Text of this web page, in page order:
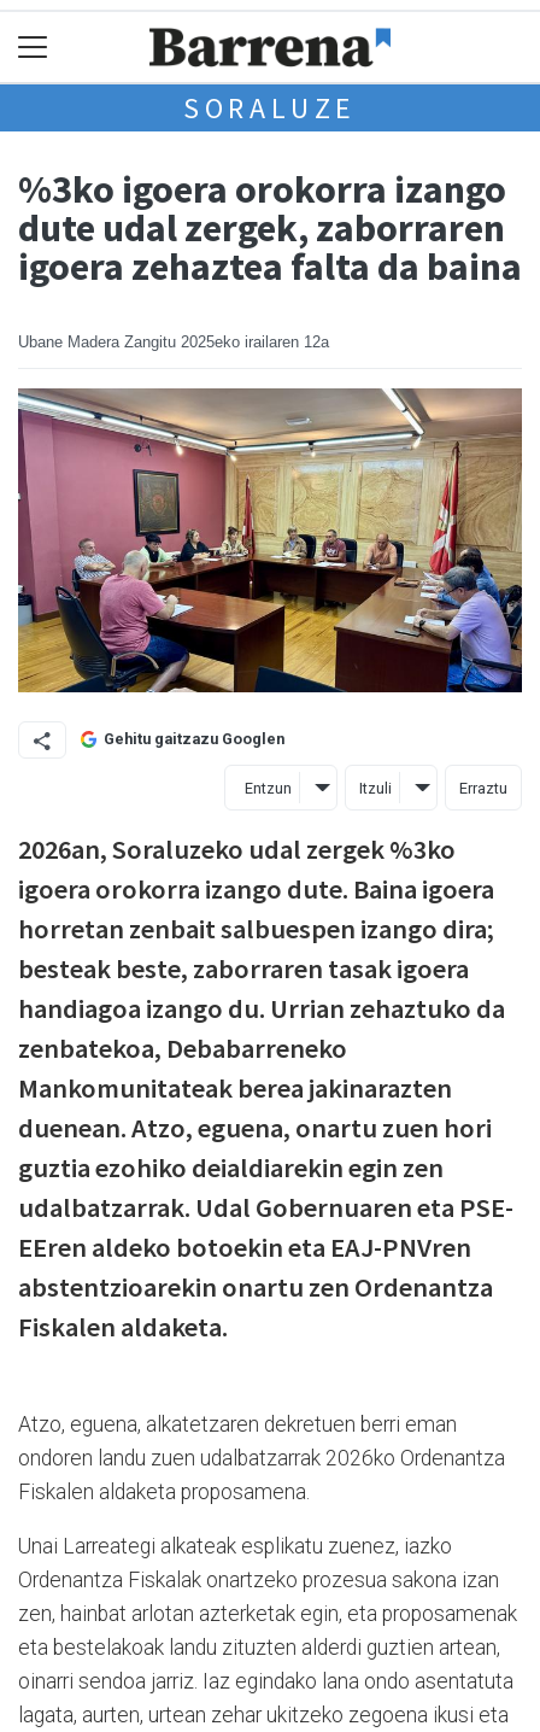
SORALUZE
%3ko igoera orokorra izango
dute udal zergek, zaborraren
igoera zehaztea falta da baina
Ubane Madera Zangitu 2025eko irailaren 12a
Gehitu gaitzazu Googlen
Entzun Itzuli Erraztu
2026an, Soraluzeko udal zergek %3ko
igoera orokorra izango dute. Baina igoera
horretan zenbait salbuespen izango dira;
besteak beste, zaborraren tasak igoera
handiagoa izango du. Urrian zehaztuko da
zenbatekoa, Debabarreneko
Mankomunitateak berea jakinarazten
duenean. Atzo, eguena, onartu zuen hori
guztia ezohiko deialdiarekin egin zen
udalbatzarrak. Udal Gobernuaren eta PSE-
EEren aldeko botoekin eta EAJ-PNVren
abstentzioarekin onartu zen Ordenantza
Fiskalen aldaketa.
Atzo, eguena, alkatetzaren dekretuen berri eman
ondoren landu zuen udalbatzarrak 2026ko Ordenantza
Fiskalen aldaketa proposamena.
Unai Larreategi alkateak esplikatu zuenez, iazko
Ordenantza Fiskalak onartzeko prozesua sakona izan
zen, hainbat arlotan azterketak egin, eta proposamenak
eta bestelakoak landu zituzten alderdi guztien artean,
oinarri sendoa jarriz. Iaz egindako lana ondo asentatuta
lagata, aurten, urtean zehar ukitzeko zegoena ikusi eta